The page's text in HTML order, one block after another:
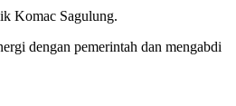
Komac Sagulung.
dengan pemerintah dan mengabdi